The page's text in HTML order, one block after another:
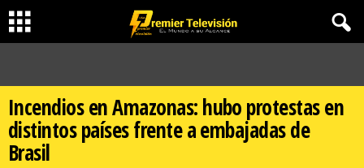
Incendios en Amazonas: hubo protestas en
distintos países frente a embajadas de
Brasil